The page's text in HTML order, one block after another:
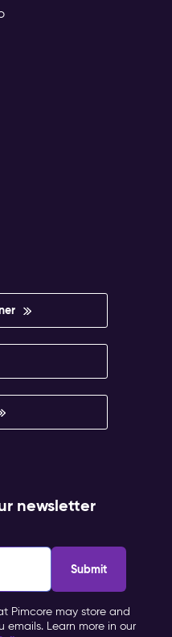
newsletter
Pimcore may store and
emails. Learn more in our